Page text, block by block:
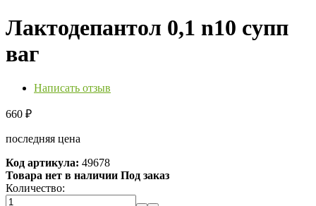
Лактодепантол 0,1 n10 супп
ваг
Написать отзыв
660 ₽
последняя цена
Код артикула: 49678
Товара нет в наличии Под заказ
Количество: